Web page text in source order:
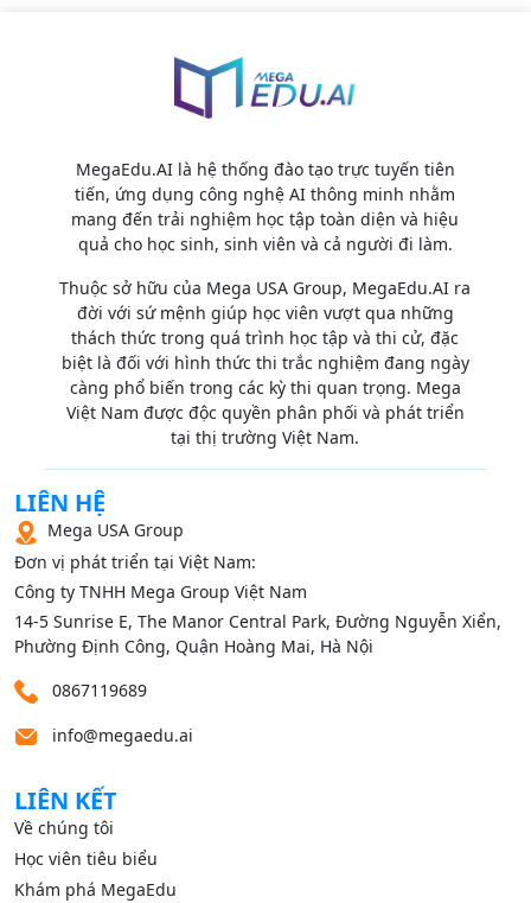
MegaEdu.AI là hệ thống đào tạo trực tuyến tiên
tiến, ứng dụng công nghệ AI thông minh nhằm
mang đến trải nghiệm học tập toàn diện và hiệu
quả cho học sinh, sinh viên và cả người đi làm.
Thuộc sở hữu của Mega USA Group, MegaEdu.AI ra
đời với sứ mệnh giúp học viên vượt qua những
thách thức trong quá trình học tập và thi cử, đặc
biệt là đối với hình thức thi trắc nghiệm đang ngày
càng phổ biến trong các kỳ thi quan trọng. Mega
Việt Nam được độc quyền phân phối và phát triển
tại thị trường Việt Nam.
LIÊN HỆ
Mega USA Group
Đơn vị phát triển tại Việt Nam:
Công ty TNHH Mega Group Việt Nam
14‑5 Sunrise E, The Manor Central Park, Đường Nguyễn Xiển,
Phường Định Công, Quận Hoàng Mai, Hà Nội
0867119689
info@megaedu.ai
LIÊN KẾT
Về chúng tôi
Học viên tiêu biểu
Khám phá MegaEdu